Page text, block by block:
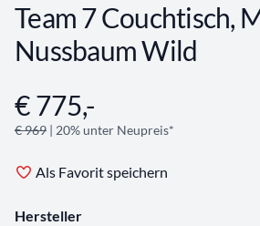
Team 7 Couchtisch,
Nussbaum Wild
Angebotsinformationen
€ 775,-
€ 969 | 20% unter Neupreis*
Als Favorit speichern
Hersteller